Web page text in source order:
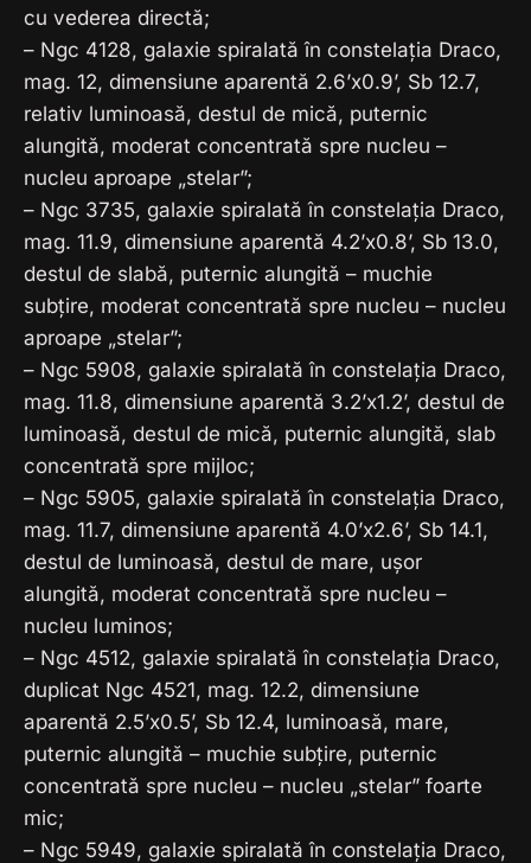
cu vederea directă;
– Ngc 4128, galaxie spiralată în constelația Draco,
mag. 12, dimensiune aparentă 2.6’x0.9’, Sb 12.7,
relativ luminoasă, destul de mică, puternic
alungită, moderat concentrată spre nucleu –
nucleu aproape „stelar”;
– Ngc 3735, galaxie spiralată în constelația Draco,
mag. 11.9, dimensiune aparentă 4.2’x0.8’, Sb 13.0,
destul de slabă, puternic alungită – muchie
subțire, moderat concentrată spre nucleu – nucleu
aproape „stelar”;
– Ngc 5908, galaxie spiralată în constelația Draco,
mag. 11.8, dimensiune aparentă 3.2’x1.2’, destul de
luminoasă, destul de mică, puternic alungită, slab
concentrată spre mijloc;
– Ngc 5905, galaxie spiralată în constelația Draco,
mag. 11.7, dimensiune aparentă 4.0’x2.6’, Sb 14.1,
destul de luminoasă, destul de mare, ușor
alungită, moderat concentrată spre nucleu –
nucleu luminos;
– Ngc 4512, galaxie spiralată în constelația Draco,
duplicat Ngc 4521, mag. 12.2, dimensiune
aparentă 2.5’x0.5’, Sb 12.4, luminoasă, mare,
puternic alungită – muchie subțire, puternic
concentrată spre nucleu – nucleu „stelar” foarte
mic;
– Ngc 5949, galaxie spiralată în constelația Draco,